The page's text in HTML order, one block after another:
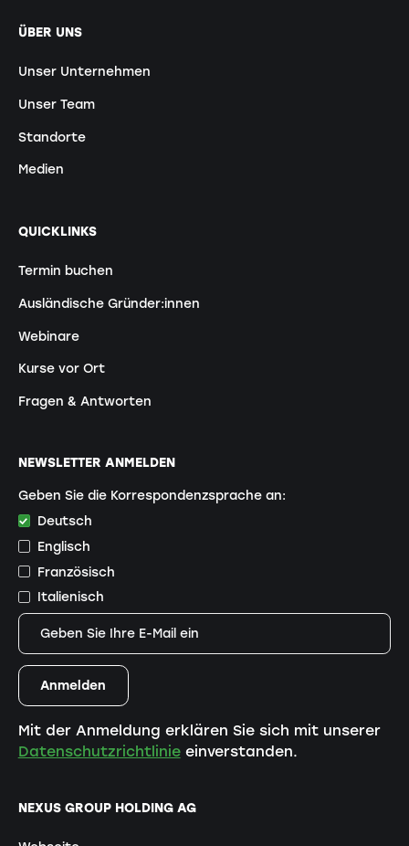
ÜBER UNS
Unser Unternehmen
Unser Team
Standorte
Medien
QUICKLINKS
Termin buchen
Ausländische Gründer:innen
Webinare
Kurse vor Ort
Fragen & Antworten
NEXUS GROUP HOLDING AG
NEWSLETTER ANMELDEN
Geben Sie die Korrespondenzsprache an:
Deutsch
Englisch
Französisch
Italienisch
Mit der Anmeldung erklären Sie sich mit unserer
Datenschutzrichtlinieeinverstanden.